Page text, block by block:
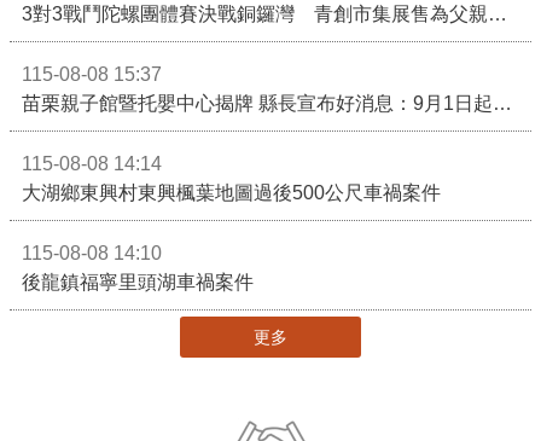
3對3戰鬥陀螺團體賽決戰銅鑼灣 青創市集展售為父親節增添繽紛
115-08-08 15:37
苗栗親子館暨托嬰中心揭牌 縣長宣布好消息：9月1日起調降臨時托嬰費用
115-08-08 14:14
大湖鄉東興村東興楓葉地圖過後500公尺車禍案件
115-08-08 14:10
後龍鎮福寧里頭湖車禍案件
更多